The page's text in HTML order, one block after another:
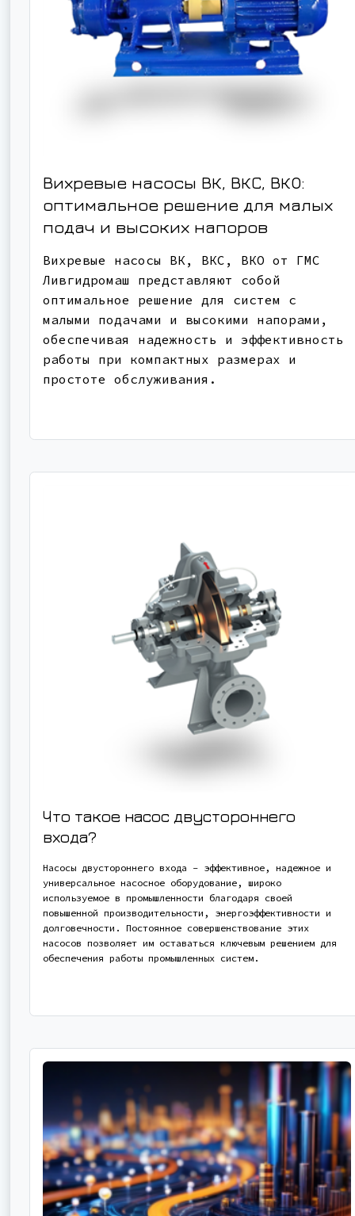
Вихревые насосы ВК, ВКС, ВКО:
оптимальное решение для малых
подач и высоких напоров
Вихревые насосы ВК, ВКС, ВКО от ГМС
Ливгидромаш представляют собой
оптимальное решение для систем с
малыми подачами и высокими напорами,
обеспечивая надежность и эффективность
работы при компактных размерах и
простоте обслуживания.
Что такое насос двустороннего
входа?
Насосы двустороннего входа - эффективное, надежное и
универсальное насосное оборудование, широко
используемое в промышленности благодаря своей
повышенной производительности, энергоэффективности и
долговечности. Постоянное совершенствование этих
насосов позволяет им оставаться ключевым решением для
обеспечения работы промышленных систем.